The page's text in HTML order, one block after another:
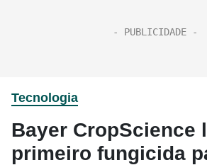
Tecnologia
Bayer CropScience
primeiro fungicida